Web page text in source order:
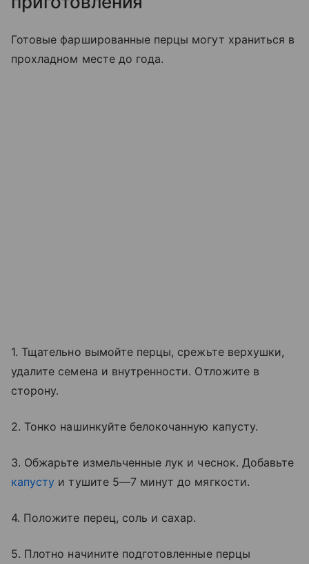
Готовые фаршированные перцы могут храниться в
прохладном месте до года.
1. Тщательно вымойте перцы, срежьте верхушки,
удалите семена и внутренности. Отложите в
сторону.
2. Тонко нашинкуйте белокочанную капусту.
3. Обжарьте измельченные лук и чеснок. Добавьте
капусту и тушите 5—7 минут до мягкости.
4. Положите перец, соль и сахар.
5. Плотно начините подготовленные перцы